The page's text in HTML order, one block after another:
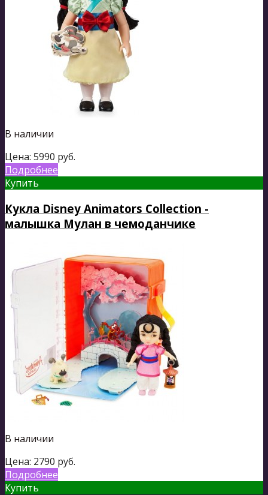
В наличии
Цена: 5990 руб.
Подробнее
Купить
Кукла Disney Animators Collection -
малышка Мулан в чемоданчике
В наличии
Цена: 2790 руб.
Подробнее
Купить